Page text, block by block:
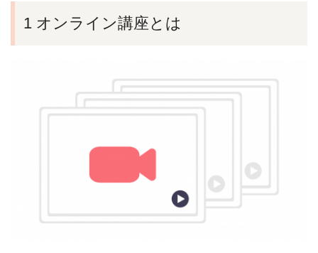
1 オンライン講座とは